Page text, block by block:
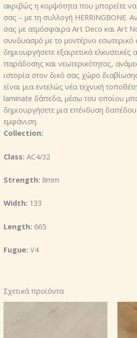
ακριβώς η κομψότητα που μπορείτε
σας – με τη συλλογή HERRINGBONE.
σας με ατμόσφαιρα Art Deco και Art
συνδυασμό με το μοντέρνο εσωτερικό
δημιουργήσετε εξαιρετικά ελκυστικές
παράδοσης και νεωτερικότητας,
ιστορία στον δικό σας χώρο
είναι μια εντελώς νέα τεχνική
laminate δάπεδα, μέσω του οποίου
δημιουργήσετε μια επένδυση
εμφάνιση.
Collection:
Class: AC4/32
Strength: 8mm
Width: 133
Length: 665
Fugue: V4
Σχετικά προϊόντα